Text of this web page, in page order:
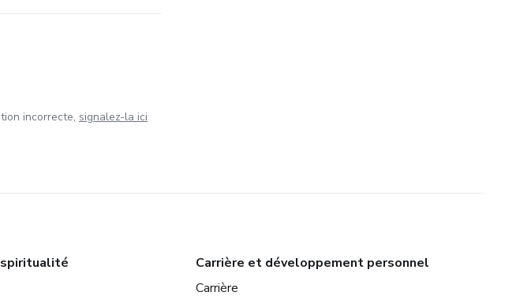
incorrecte, signalez-la ici
spiritualité
Carrière et développement personnel
Carrière